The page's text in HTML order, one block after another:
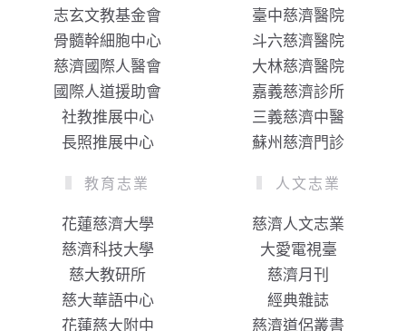
志玄文教基金會
骨髓幹細胞中心
慈濟國際人醫會
國際人道援助會
社教推展中心
長照推展中心
臺中慈濟醫院
斗六慈濟醫院
大林慈濟醫院
嘉義慈濟診所
三義慈濟中醫
蘇州慈濟門診
教育志業
花蓮慈濟大學
慈濟科技大學
慈大教研所
慈大華語中心
花蓮慈大附中
人文志業
慈濟人文志業
大愛電視臺
慈濟月刊
經典雜誌
慈濟道侶叢書